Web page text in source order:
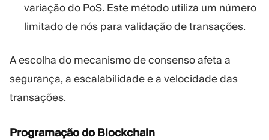
variação do PoS. Este método utiliza um número
limitado de nós para validação de transações.
A escolha do mecanismo de consenso afeta a
segurança, a escalabilidade e a velocidade das
transações.
Programação do Blockchain